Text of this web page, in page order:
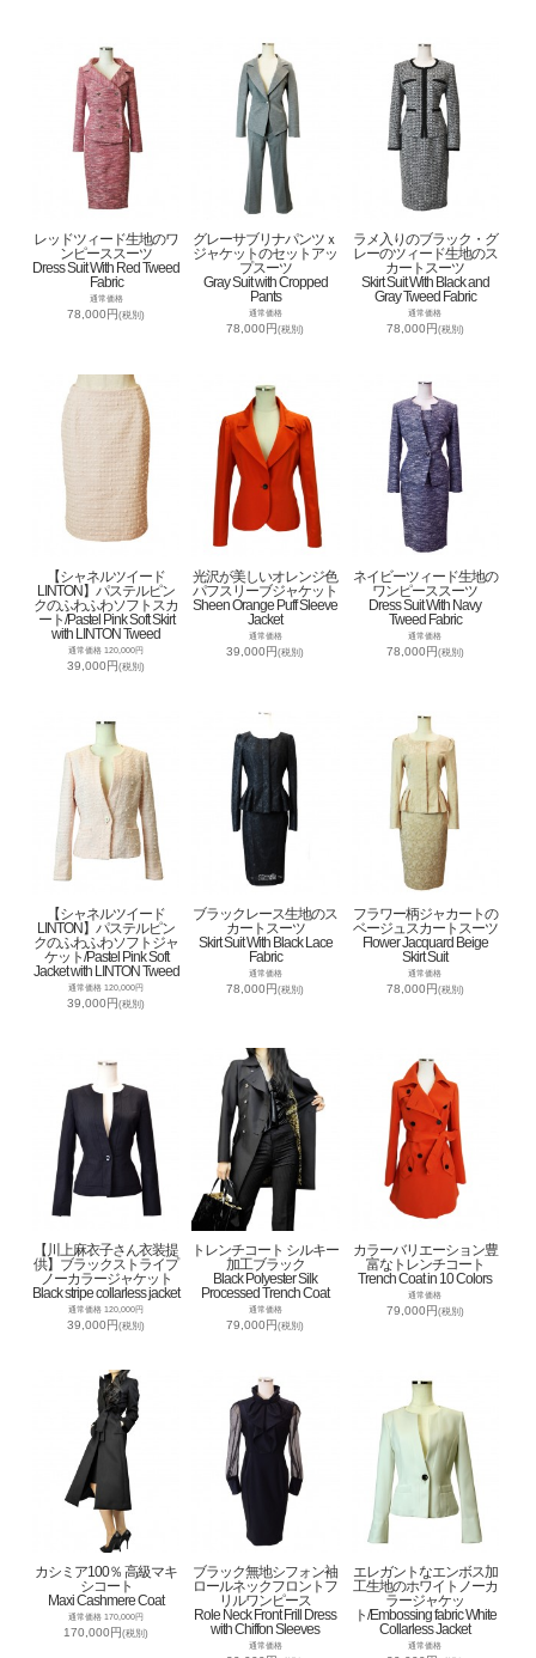
レッドツィード生地のワ
ンピーススーツ
Dress Suit With Red Tweed
Fabric
通常価格
78,000円(税別)
グレーサブリナパンツｘ
ジャケットのセットアッ
プスーツ
Gray Suit with Cropped
Pants
通常価格
78,000円(税別)
ラメ入りのブラック・グ
レーのツィード生地のス
カートスーツ
Skirt Suit With Black and
Gray Tweed Fabric
通常価格
78,000円(税別)
【シャネルツイード
LINTON】パステルピン
クのふわふわソフトスカ
ート/Pastel Pink Soft Skirt
with LINTON Tweed
通常価格 120,000円
39,000円(税別)
光沢が美しいオレンジ色
パフスリーブジャケット
Sheen Orange Puff Sleeve
Jacket
通常価格
39,000円(税別)
ネイビーツィード生地の
ワンピーススーツ
Dress Suit With Navy
Tweed Fabric
通常価格
78,000円(税別)
【シャネルツイード
LINTON】パステルピン
クのふわふわソフトジャ
ケット/Pastel Pink Soft
Jacket with LINTON Tweed
通常価格 120,000円
39,000円(税別)
ブラックレース生地のス
カートスーツ
Skirt Suit With Black Lace
Fabric
通常価格
78,000円(税別)
フラワー柄ジャカートの
ベージュスカートスーツ
Flower Jacquard Beige
Skirt Suit
通常価格
78,000円(税別)
【川上麻衣子さん衣装提
供】ブラックストライプ
ノーカラージャケット
Black stripe collarless jacket
通常価格 120,000円
39,000円(税別)
トレンチコート シルキー
加工ブラック
Black Polyester Silk
Processed Trench Coat
通常価格
79,000円(税別)
カラーバリエーション豊
富なトレンチコート
Trench Coat in 10 Colors
通常価格
79,000円(税別)
カシミア100％ 高級マキ
シコート
Maxi Cashmere Coat
通常価格 170,000円
170,000円(税別)
ブラック無地シフォン袖
ロールネックフロントフ
リルワンピース
Role Neck Front Frill Dress
with Chiffon Sleeves
通常価格
エレガントなエンボス加
工生地のホワイトノーカ
ラージャケッ
ト/Embossing fabric White
Collarless Jacket
通常価格